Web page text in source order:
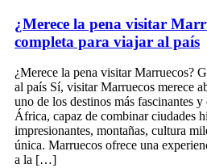
¿Merece la pena visitar
completa para viajar al país
¿Merece la pena visitar Marruecos?
al país Sí, visitar Marruecos merece
uno de los destinos más fascinantes
África, capaz de combinar ciudades
impresionantes, montañas, cultura
única. Marruecos ofrece una
a la […]